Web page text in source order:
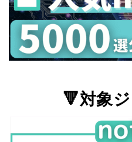
🔻対象